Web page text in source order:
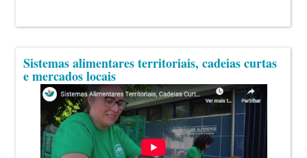
Sistemas alimentares territoriais, cadeias curtas
e mercados locais